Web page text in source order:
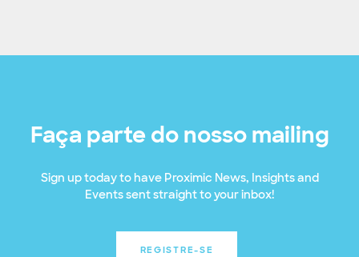
Faça parte do nosso mailing
Sign up today to have Proximic News, Insights and
Events sent straight to your inbox!
REGISTRE-SE